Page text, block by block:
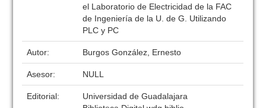
el Laboratorio de Electricidad de la FAC
de Ingeniería de la U. de G. Utilizando
PLC y PC
Autor: Burgos González, Ernesto
Asesor: NULL
Editorial:
Universidad de Guadalajara